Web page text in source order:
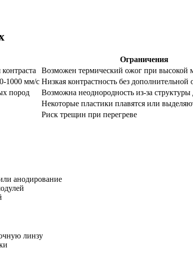
Ограничения
Возможен термический ожог при высокой
1000 мм/с Низкая контрастность без дополнительной
пород
Возможна неоднородность из-за
Некоторые пластики плавятся или
Риск трещин при перегреве
анодирование
линзу